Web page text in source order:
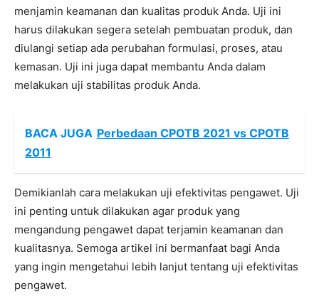
menjamin keamanan dan kualitas produk Anda. Uji ini
harus dilakukan segera setelah pembuatan produk, dan
diulangi setiap ada perubahan formulasi, proses, atau
kemasan. Uji ini juga dapat membantu Anda dalam
melakukan uji stabilitas produk Anda.
BACA JUGA Perbedaan CPOTB 2021 vs CPOTB
2011
Demikianlah cara melakukan uji efektivitas pengawet. Uji
ini penting untuk dilakukan agar produk yang
mengandung pengawet dapat terjamin keamanan dan
kualitasnya. Semoga artikel ini bermanfaat bagi Anda
yang ingin mengetahui lebih lanjut tentang uji efektivitas
pengawet.